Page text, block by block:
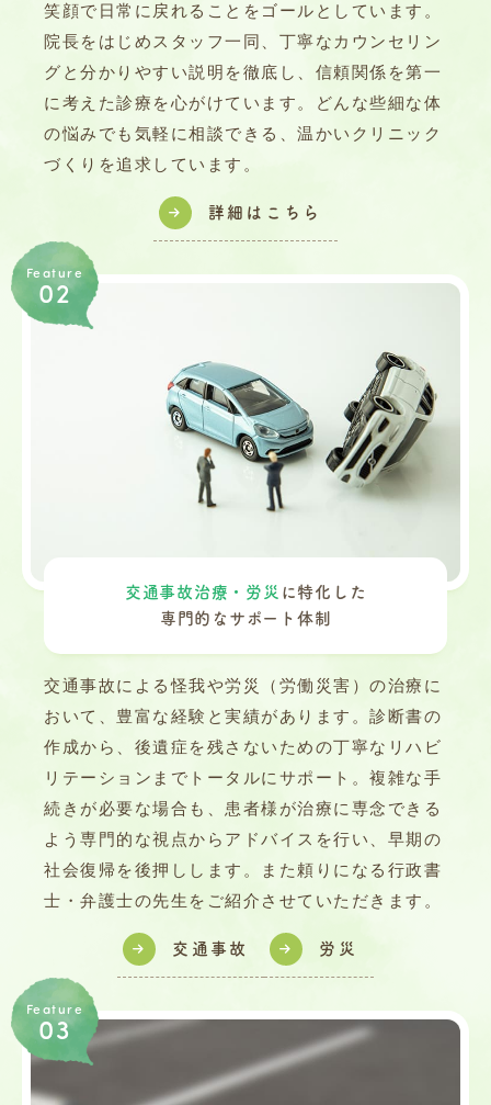
笑顔で日常に戻れることをゴールとしています。
院長をはじめスタッフ一同、丁寧なカウンセリン
グと分かりやすい説明を徹底し、信頼関係を第一
に考えた診療を心がけています。どんな些細な体
の悩みでも気軽に相談できる、温かいクリニック
づくりを追求しています。
詳細はこちら
Feature
02
交通事故治療・労災 に特化した
専門的なサポート体制
交通事故による怪我や労災（労働災害）の治療に
おいて、豊富な経験と実績があります。診断書の
作成から、後遺症を残さないための丁寧なリハビ
リテーションまでトータルにサポート。複雑な手
続きが必要な場合も、患者様が治療に専念できる
よう専門的な視点からアドバイスを行い、早期の
社会復帰を後押しします。また頼りになる行政書
士・弁護士の先生をご紹介させていただきます。
交通事故 労災
Feature
03